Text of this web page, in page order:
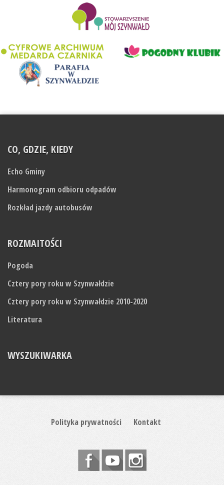
CO, GDZIE, KIEDY
Echo Gminy
Harmonogram odbioru odpadów
Rozkład jazdy autobusów
ROZMAITOŚCI
Pogoda
Cztery pory roku w Szynwałdzie
Cztery pory roku w Szynwałdzie 2010-2020
Literatura
WYSZUKIWARKA
Polityka prywatności Kontakt